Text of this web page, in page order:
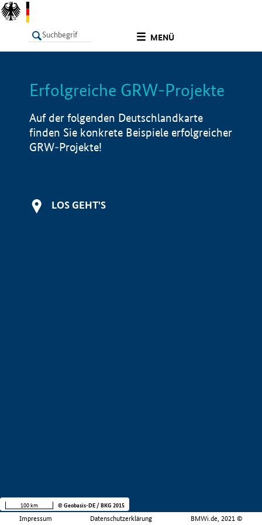
MENÜ
LISTE Info
Erfolgreiche GRW-Projekte
Auf der folgenden Deutschlandkarte
finden Sie konkrete Beispiele erfolgreicher
GRW-Projekte!
LOS GEHT'S
Impressum Datenschutzerklärung BMWi.de, 2021 ©
100 km © Geobasis-DE / BKG 2015